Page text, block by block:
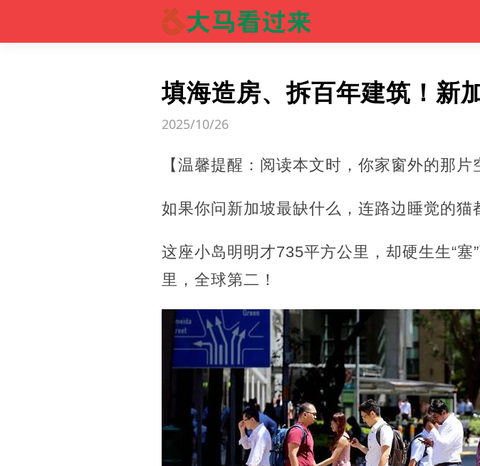
填海造房、拆百年建筑！新
2025/10/26
【温馨提醒：阅读本文时，你家窗外的那
如果你问新加坡最缺什么，连路边睡觉的猫
这座小岛明明才735平方公里，却硬生生“
里，全球第二！